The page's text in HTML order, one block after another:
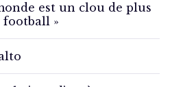
est un clou de plus
football »